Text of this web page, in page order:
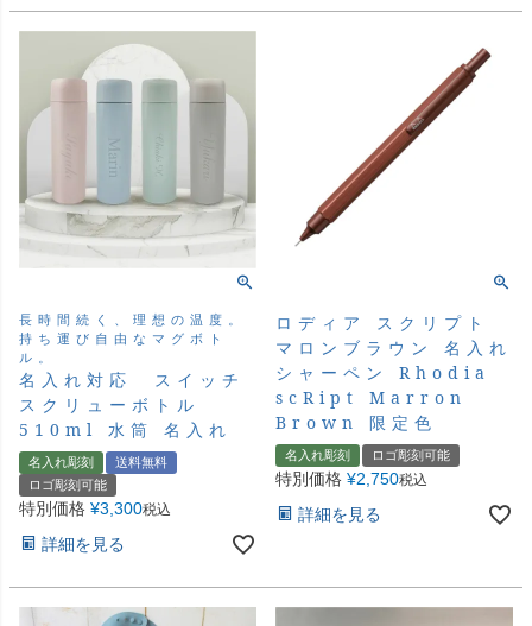
長時間続く、理想の温度。
持ち運び自由なマグボト
ル。
名入れ対応 スイッチ
スクリューボトル
510ml 水筒 名入れ
名入れ彫刻
送料無料
ロゴ彫刻可能
特別価格 ¥3,300税込
詳細を見る
ロディア スクリプト
マロンブラウン 名入れ
シャーペン Rhodia
scRipt Marron
Brown 限定色
名入れ彫刻 ロゴ彫刻可能
特別価格 ¥2,750税込
詳細を見る